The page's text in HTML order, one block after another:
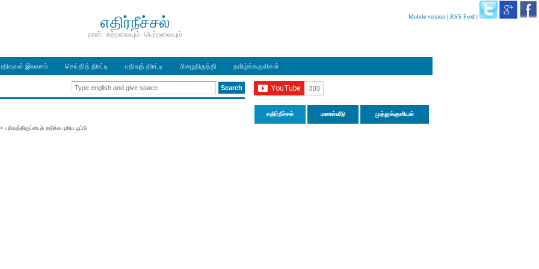
Mobile version | RSS Feed |
எதிர்நீச்சல்
நான் கற்றவையும் பெற்றவையும்
இலவசம் செய்தித் திரட்டி பதிவுத் திரட்டி பிழைதிருத்தி தமிழ்க்கருவிகள்
» பதிவுத்திருட்டைத் தடுக்க புதிய பூட்டு
எதிர்நீச்சல் மணல்வீடு முத்துக்குளியல்